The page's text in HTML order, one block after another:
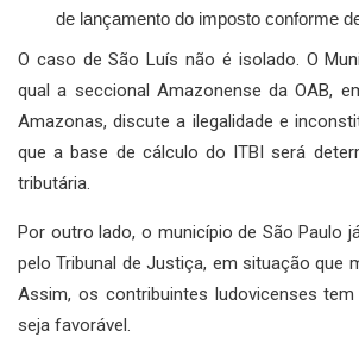
de lançamento do imposto conforme
O caso de São Luís não é isolado. O
qual a seccional Amazonense da OAB,
Amazonas, discute a ilegalidade e
que a base de cálculo do ITBI será
tributária.
Por outro lado, o município de São Paulo
pelo Tribunal de Justiça, em situação que
Assim, os contribuintes ludovicenses
seja favorável.